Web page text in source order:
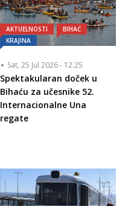
AKTUELNOSTI
BIHAĆ
KRAJINA
Sat, 25 Jul 2026 - 12:25
Spektakularan doček u
Bihaću za učesnike 52.
Internacionalne Una
regate